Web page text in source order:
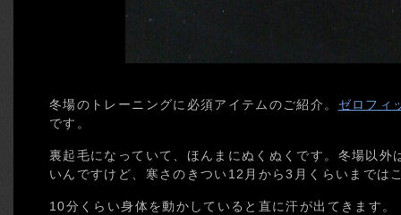
冬場のトレーニングに必須アイテムのご紹介。 ゼロフィ
です。
裏起毛になっていて、ほんまにぬくぬくです。冬場以外
いんですけど、寒さのきつい12月から3月くらいまでは
10分くらい身体を動かしていると直に汗が出てきます。